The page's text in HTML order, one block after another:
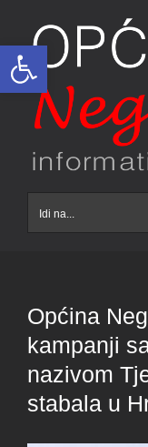
Open toolbar
content
Idi na...
Općina
kampanji
nazivom
stabala u